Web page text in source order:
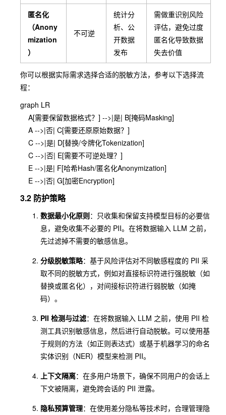
匿名化
（Anony
mization
）
不可逆
统计分
析、公
开数据
发布
需做重识别风险
评估，避免过度
匿名化导致数据
失去价值
你可以根据实际需求选择合适的脱敏方法，参考以下选择流
程：
graph LR
3.2 防护策略
数据最小化原则：只收集和保留支持模型目标的必要信
息，避免收集不必要的 PII。在将数据输入 LLM 之前，
先过滤掉不需要的敏感信息。
分级脱敏策略：基于风险评估对不同敏感程度的 PII 采
取不同的脱敏方式，例如对直接标识符进行强脱敏（如
替换或匿名化），对间接标识符进行弱脱敏（如掩
码）。
PII 检测与过滤：在将数据输入 LLM 之前，使用 PII 检
测工具识别敏感信息，然后进行自动脱敏。可以使用基
于规则的方法（如正则表达式）或基于机器学习的命名
实体识别（NER）模型来检测 PII。
上下文隔离：在多用户场景下，确保不同用户的会话上
下文被隔离，避免跨会话的 PII 泄露。
隐私预算管理：在使用差分隐私等技术时，合理管理隐